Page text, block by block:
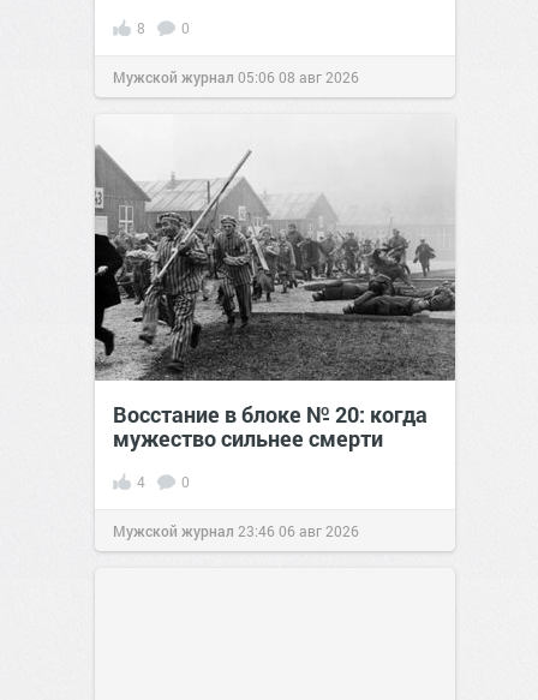
8 0
Мужской журнал 05:0608 авг 2026
Восстание в блоке № 20: когда
мужество сильнее смерти
4 0
Мужской журнал 23:4606 авг 2026